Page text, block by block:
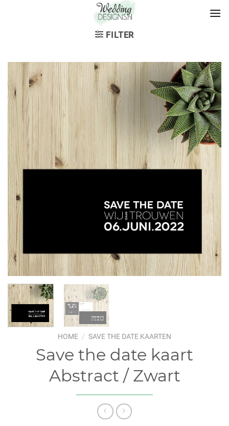
FILTER
HOME / SAVE THE DATE KAARTEN
Save the date kaart
Abstract / Zwart